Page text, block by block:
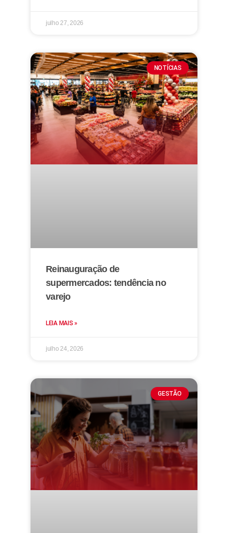
julho 27, 2026
NOTÍCIAS
Reinauguração de
supermercados: tendência no
varejo
LEIA MAIS »
julho 24, 2026
GESTÃO